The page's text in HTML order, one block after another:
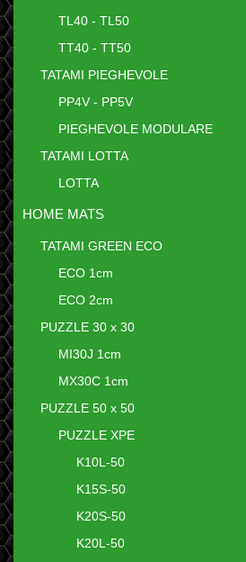
TL40 - TL50
TT40 - TT50
TATAMI PIEGHEVOLE
PP4V - PP5V
PIEGHEVOLE MODULARE
TATAMI LOTTA
LOTTA
HOME MATS
TATAMI GREEN ECO
ECO 1cm
ECO 2cm
PUZZLE 30 x 30
MI30J 1cm
MX30C 1cm
PUZZLE 50 x 50
PUZZLE XPE
K10L-50
K15S-50
K20S-50
K20L-50